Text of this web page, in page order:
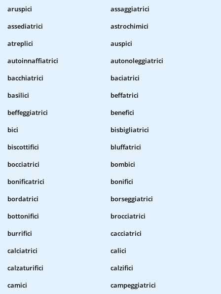
aruspici
assaggiatrici
assediatrici
astrochimici
atreplici
auspici
autoinnaffiatrici
autonoleggiatrici
bacchiatrici
baciatrici
basilici
beffatrici
beffeggiatrici
benefici
bici
bisbigliatrici
biscottifici
bluffatrici
bocciatrici
bombici
bonificatrici
bonifici
bordatrici
borseggiatrici
bottonifici
brocciatrici
burrifici
cacciatrici
calciatrici
calici
calzaturifici
calzifici
camici
campeggiatrici